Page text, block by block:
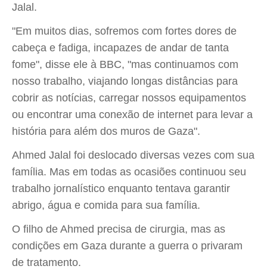
Jalal.
"Em muitos dias, sofremos com fortes dores de
cabeça e fadiga, incapazes de andar de tanta
fome", disse ele à BBC, "mas continuamos com
nosso trabalho, viajando longas distâncias para
cobrir as notícias, carregar nossos equipamentos
ou encontrar uma conexão de internet para levar a
história para além dos muros de Gaza".
Ahmed Jalal foi deslocado diversas vezes com sua
família. Mas em todas as ocasiões continuou seu
trabalho jornalístico enquanto tentava garantir
abrigo, água e comida para sua família.
O filho de Ahmed precisa de cirurgia, mas as
condições em Gaza durante a guerra o privaram
de tratamento.